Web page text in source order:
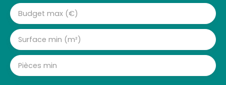
Budget max (€)
Surface min (m²)
Pièces min